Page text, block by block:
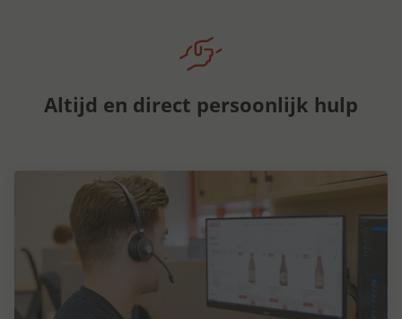
Altijd en direct persoonlijk hulp